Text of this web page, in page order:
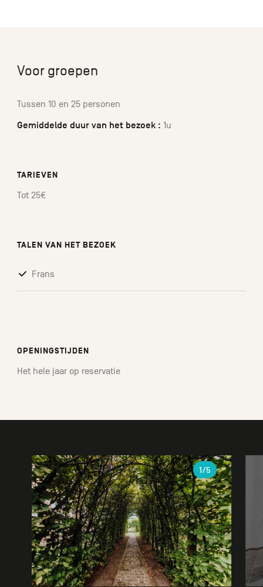
Voor groepen
Tussen 10 en 25 personen
Gemiddelde duur van het bezoek : 1u
TARIEVEN
Tot 25€
TALEN VAN HET BEZOEK
Frans
OPENINGSTIJDEN
Het hele jaar op reservatie
Galerie
1/5